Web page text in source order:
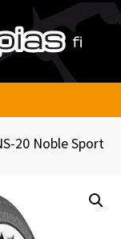
20 Noble Sport